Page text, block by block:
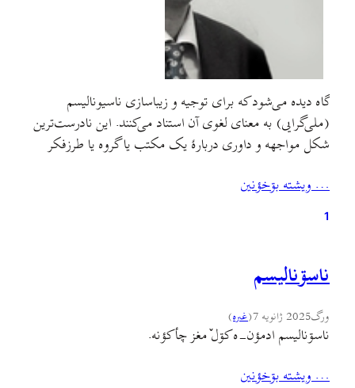
گاه دیده می‌شود که برای توجیه و زیباسازی ناسیونالیسم
(ملی‌گرایی) به معنای لغوی آن استناد می‌کنند. این نادرست‌ترین
شکل مواجهه و داوری دربارهٔ یک مکتب یا گروه یا طرزفکر
موضع‌گیری‌ها است و نه معانی لغوی و شعارهای ظاهرسازانه.
هیچ مکتب و مرام و دسته‌ای در دنیا…
… ويشته بۊخؤنين
1
ناسۊناليسم
ورگ2025 ژانویه 7 (غىره)
ناسۊناليسم ادمؤن-ه کۊل ٚمغز چأکؤنه.
… ويشته بۊخؤنين